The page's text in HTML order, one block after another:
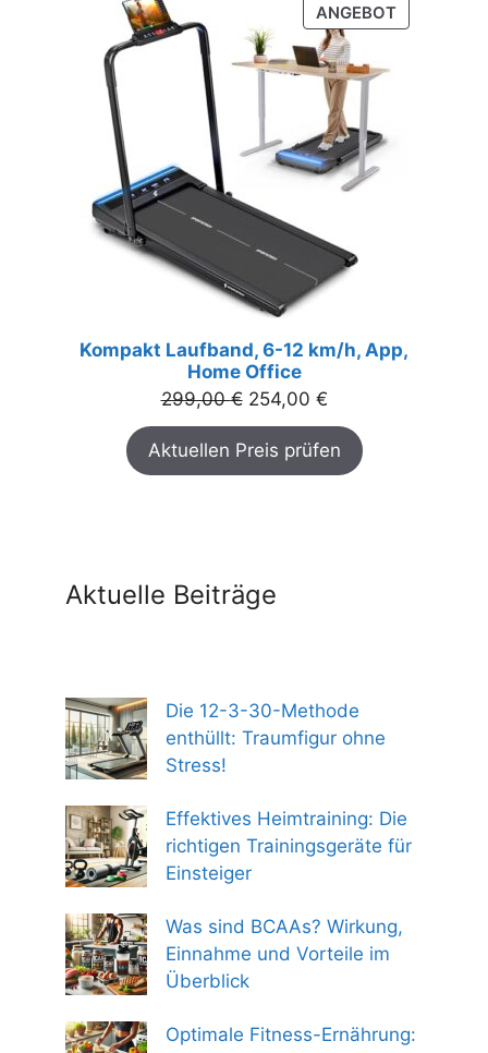
ANGEBOTPRODUKT
IM
Kompakt Laufband, 6-12 km/h, App,
Home Office
299,00€ Ursprünglicher
Preis
war:
299,00 €
254,00 €Aktueller
Preis
ist:
254,00 €.
Aktuellen Preis prüfen
Aktuelle Beiträge
Die 12-3-30-Methode
enthüllt: Traumfigur ohne
Stress!
Effektives Heimtraining: Die
richtigen Trainingsgeräte für
Einsteiger
Was sind BCAAs? Wirkung,
Einnahme und Vorteile im
Überblick
Optimale Fitness-Ernährung: